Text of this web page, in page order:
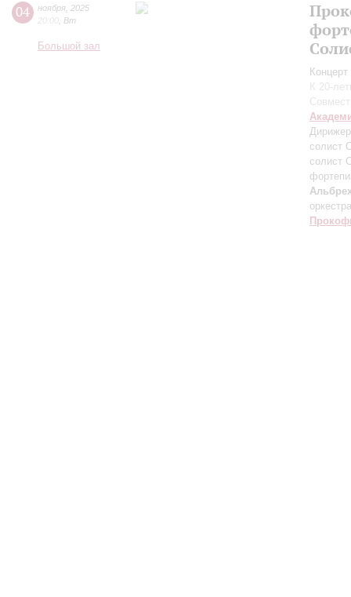
04 ноября 2025
20:00 Вт
Большой зал
К 20-
солист
солист